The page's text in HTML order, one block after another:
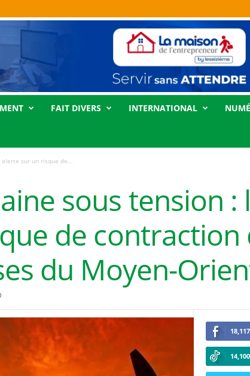
FAIT DIVERS INTERNATIONAL
alerte sur un risque de...
sous tension :
de contraction
du Moyen-
18,117
14,100